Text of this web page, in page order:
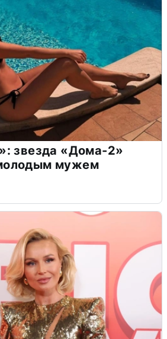
звезда «Дома-2»
мужем